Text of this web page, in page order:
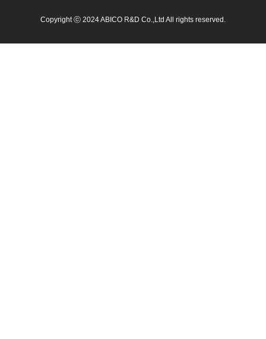
Copyright ⓒ 2024 ABICO R&D Co.,Ltd All rights reserved.